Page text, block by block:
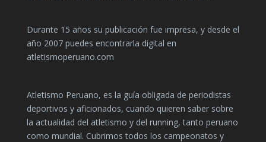
Durante 15 años su publicación fue impresa, y desde el
año 2007 puedes encontrarla digital en
atletismoperuano.com
Atletismo Peruano, es la guía obligada de periodistas
deportivos y aficionados, cuando quieren saber sobre
la actualidad del atletismo y del running, tanto peruano
como mundial. Cubrimos todos los campeonatos y